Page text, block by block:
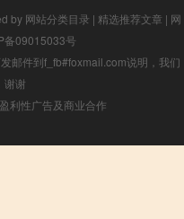
by 网站分类目录 | 精选推荐文章 | 网
备09015033号
邮件到f_fb#foxmail.com说明，我们
谢谢
利性广告及商业合作